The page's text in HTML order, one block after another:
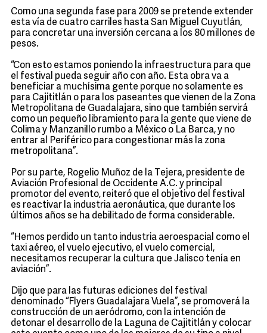
Como una segunda fase para 2009 se pretende extender
esta vía de cuatro carriles hasta San Miguel Cuyutlán,
para concretar una inversión cercana a los 80 millones de
pesos.
“Con esto estamos poniendo la infraestructura para que
el festival pueda seguir año con año. Esta obra va a
beneficiar a muchísima gente porque no solamente es
para Cajititlán o para los paseantes que vienen de la Zona
Metropolitana de Guadalajara, sino que también servirá
como un pequeño libramiento para la gente que viene de
Colima y Manzanillo rumbo a México o La Barca, y no
entrar al Periférico para congestionar más la zona
metropolitana”.
Por su parte, Rogelio Muñoz de la Tejera, presidente de
Aviación Profesional de Occidente A.C. y principal
promotor del evento, reiteró que el objetivo del festival
es reactivar la industria aeronáutica, que durante los
últimos años se ha debilitado de forma considerable.
“Hemos perdido un tanto industria aeroespacial como el
taxi aéreo, el vuelo ejecutivo, el vuelo comercial,
necesitamos recuperar la cultura que Jalisco tenía en
aviación”.
Dijo que para las futuras ediciones del festival
denominado “Flyers Guadalajara Vuela”, se promoverá la
construcción de un aeródromo, con la intención de
detonar el desarrollo de la Laguna de Cajititlán y colocar